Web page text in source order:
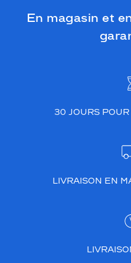
En magasin et
30 JOURS POUR
LIVRAISON EN